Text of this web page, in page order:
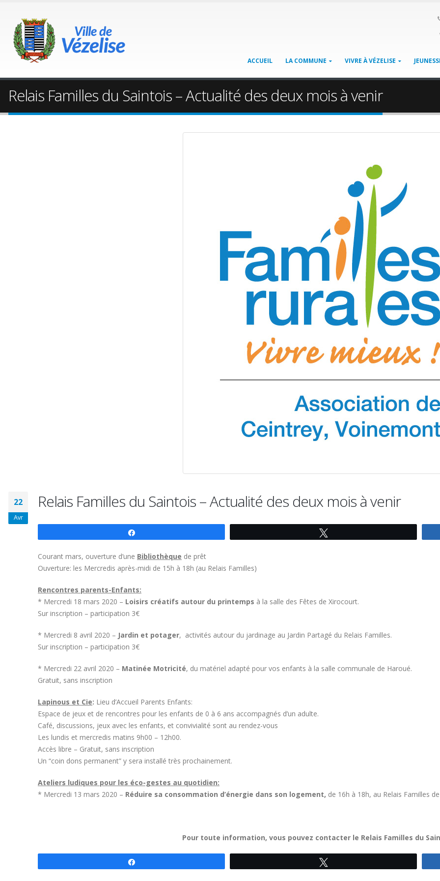
ACCUEIL LA COMMUNE VIVRE À VÉZELISE
Relais Familles du Saintois – Actualité des deux mois à venir
22
Avr
Relais Familles du Saintois – Actualité des deux mois à venir
Courant mars, ouverture d’une Bibliothèque de prêt
Ouverture: les Mercredis après-midi de 15h à 18h (au Relais Familles)
Rencontres parents-Enfants:
* Mercredi 18 mars 2020 – Loisirs créatifs autour du printemps à la salle des Fêtes de Xirocourt.
Sur inscription – participation 3€
* Mercredi 8 avril 2020 – Jardin et potager, activités autour du jardinage au Jardin Partagé du Relais Familles.
Sur inscription – participation 3€
* Mercredi 22 avril 2020 – Matinée Motricité, du matériel adapté pour vos enfants à la salle communale de Haroué.
Gratuit, sans inscription
Lapinous et Cie: Lieu d’Accueil Parents Enfants:
Espace de jeux et de rencontres pour les enfants de 0 à 6 ans accompagnés d’un adulte.
Café, discussions, jeux avec les enfants, et convivialité sont au rendez-vous
Les lundis et mercredis matins 9h00 – 12h00.
Accès libre – Gratuit, sans inscription
Un “coin dons permanent” y sera installé très prochainement.
Ateliers ludiques pour les éco-gestes au quotidien:
* Mercredi 13 mars 2020 – Réduire sa consommation d’énergie dans son logement, de 16h à 18h, au Relais Familles
Pour toute information, vous pouvez contacter le Relais Familles du